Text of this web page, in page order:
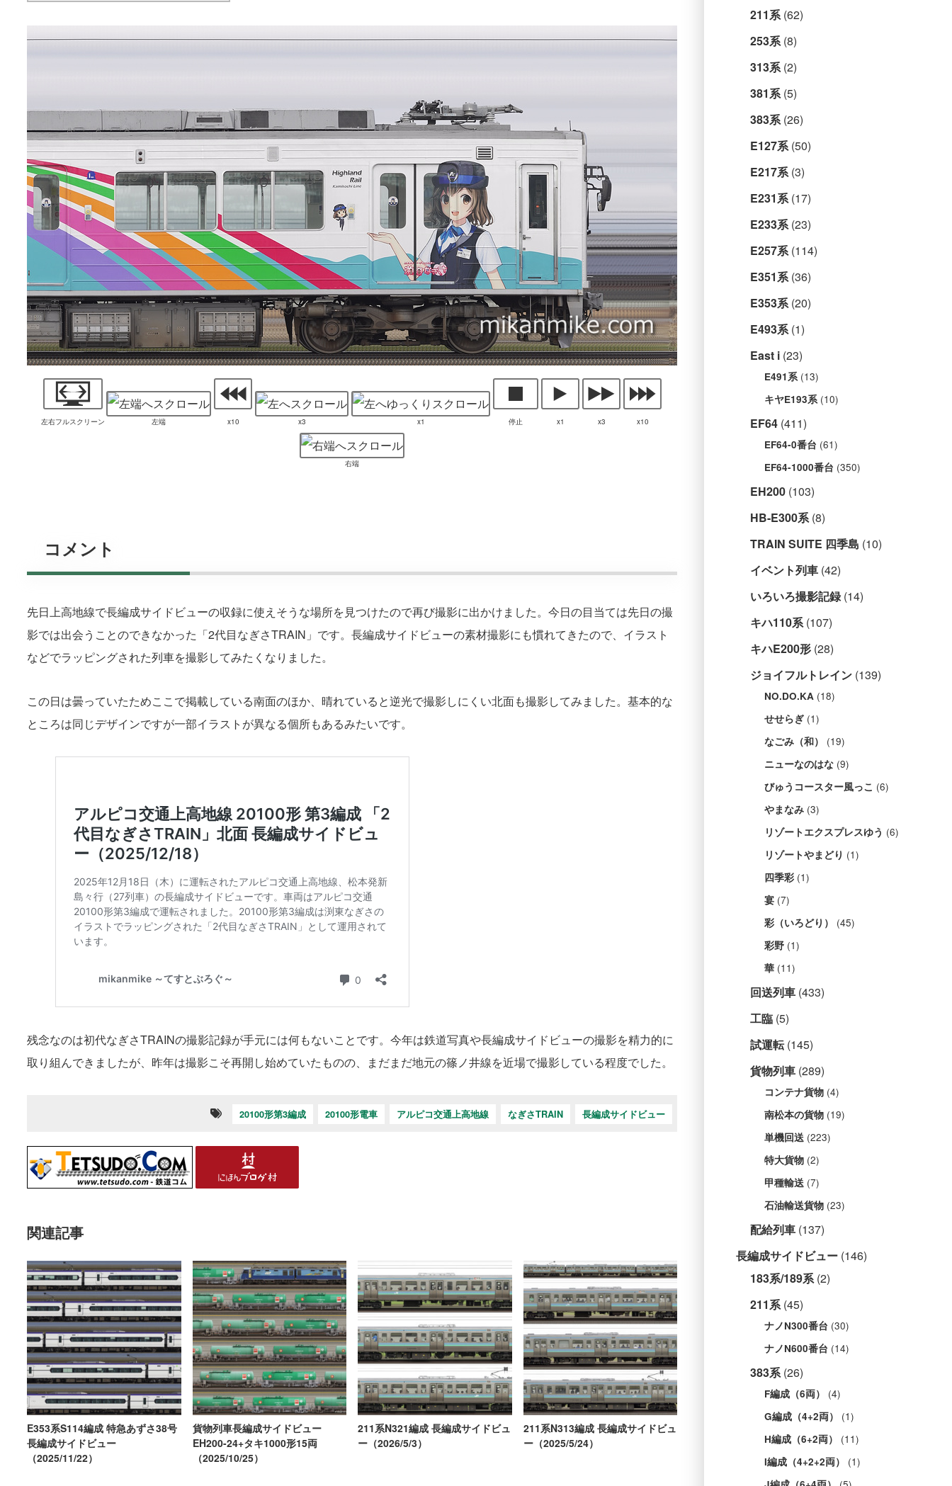
左右フルスクリーン 左端 x10 x3 x1 停止 x1 x3 x10
右端
コメント
先日上高地線で長編成サイドビューの収録に使えそうな場所を見つけたので再び撮影に出かけました。今日の目当ては先日の撮
影では出会うことのできなかった「2代目なぎさTRAIN」です。長編成サイドビューの素材撮影にも慣れてきたので、イラスト
などでラッピングされた列車を撮影してみたくなりました。
この日は曇っていたためここで掲載している南面のほか、晴れていると逆光で撮影しにくい北面も撮影してみました。基本的な
ところは同じデザインですが一部イラストが異なる個所もあるみたいです。
残念なのは初代なぎさTRAINの撮影記録が手元には何もないことです。今年は鉄道写真や長編成サイドビューの撮影を精力的に
取り組んできましたが、昨年は撮影こそ再開し始めていたものの、まだまだ地元の篠ノ井線を近場で撮影している程度でした。
20100形第3編成 20100形電車 アルピコ交通上高地線 なぎさTRAIN 長編成サイドビュー
関連記事
E353系S114編成 特急あずさ38号
長編成サイドビュー
（2025/11/22）
貨物列車長編成サイドビュー
EH200-24+タキ1000形15両
（2025/10/25）
211系N321編成 長編成サイドビュ
ー（2026/5/3）
211系N313編成 長編成サイドビュ
ー（2025/5/24）
211系(62)
253系(8)
313系(2)
381系(5)
383系(26)
E127系(50)
E217系(3)
E231系(17)
E233系(23)
E257系(114)
E351系(36)
E353系(20)
E493系(1)
East i (23)
E491系(13)
キヤE193系(10)
EF64 (411)
EF64-0番台 (61)
EF64-1000番台 (350)
EH200 (103)
HB-E300系(8)
TRAIN SUITE 四季島 (10)
イベント列車 (42)
いろいろ撮影記録(14)
キハ110系(107)
キハE200形 (28)
ジョイフルトレイン (139)
NO.DO.KA (18)
せせらぎ (1)
なごみ（和） (19)
ニューなのはな (9)
びゅうコースター風っこ (6)
やまなみ (3)
リゾートエクスプレスゆう (6)
リゾートやまどり (1)
四季彩 (1)
宴 (7)
彩（いろどり） (45)
彩野 (1)
華 (11)
回送列車 (433)
工臨 (5)
試運転(145)
貨物列車 (289)
コンテナ貨物 (4)
南松本の貨物 (19)
単機回送 (223)
特大貨物 (2)
甲種輸送 (7)
石油輸送貨物 (23)
配給列車 (137)
長編成サイドビュー (146)
183系/189系(2)
211系(45)
ナノN300番台 (30)
ナノN600番台 (14)
383系(26)
F編成（6両） (4)
G編成（4+2両） (1)
H編成（6+2両） (11)
I編成（4+2+2両） (1)